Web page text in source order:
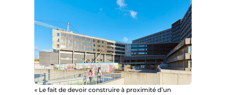
« Le fait de devoir construire à proximité d’un